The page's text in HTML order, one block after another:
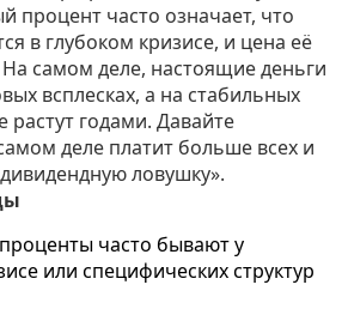
процент часто означает, что
в глубоком кризисе, и цена её
самом деле, настоящие деньги
всплесках, а на стабильных
растут годами. Давайте
деле платит больше всех и
ловушку».
часто бывают у
или специфических структур